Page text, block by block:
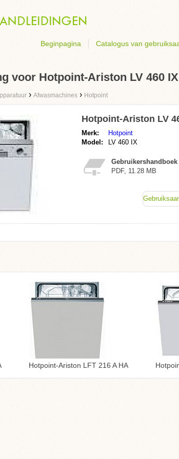
Beginpagina Catalogus van
voor Hotpoint-Ariston LV 460 IX
› Afwasmachines › Hotpoint
Hotpoint-Ariston LV
Merk:
Hotpoint
Model:
LV 460 IX
Gebruikershandboek
PDF, 11.28 MB
Hotpoint-Ariston LFT 216 A HA